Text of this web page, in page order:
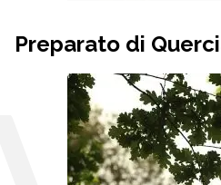
Preparato di